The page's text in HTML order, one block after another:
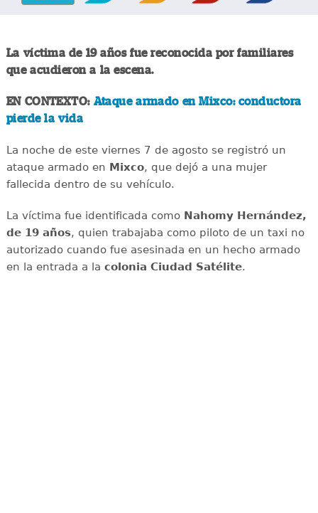
La víctima de 19 años fue reconocida por familiares
que acudieron a la escena.
EN CONTEXTO: Ataque armado en Mixco: conductora
pierde la vida
La noche de este viernes 7 de agosto se registró un
ataque armado en Mixco, que dejó a una mujer
fallecida dentro de su vehículo.
La víctima fue identificada como Nahomy Hernández,
de 19 años, quien trabajaba como piloto de un taxi no
autorizado cuando fue asesinada en un hecho armado
en la entrada a la colonia Ciudad Satélite.